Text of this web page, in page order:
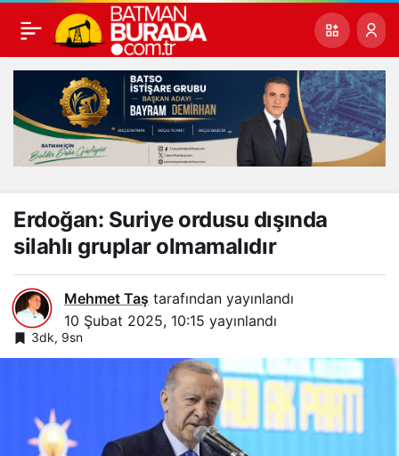
Erdoğan: Suriye ordusu dışında
silahlı gruplar olmamalıdır
Mehmet Taş tarafından yayınlandı
10 Şubat 2025, 10:15 yayınlandı
3dk, 9sn